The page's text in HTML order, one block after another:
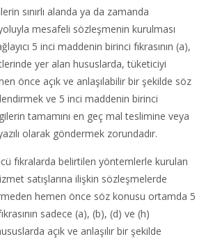
sınırlı alanda ya da zamanda
mesafeli sözleşmenin kurulması
5 inci maddenin birinci fıkrasının (a),
yer alan hususlarda, tüketiciyi
önce açık ve anlaşılabilir bir şekilde söz
ve 5 inci maddenin birinci
tamamını en geç mal teslimine veya
olarak göndermek zorundadır.
fıkralarda belirtilen yöntemlerle kurulan
satışlarına ilişkin sözleşmelerde
hemen önce söz konusu ortamda 5
sadece (a), (b), (d) ve (h)
açık ve anlaşılır bir şekilde